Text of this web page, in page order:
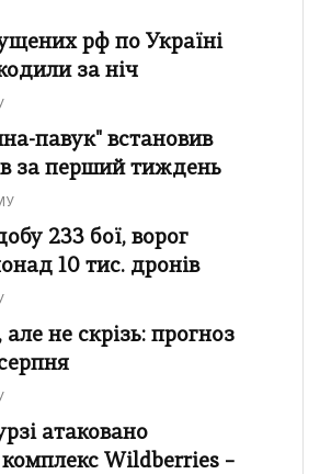
рф по Україні
за ніч
павук" встановив
за перший тиждень
233 бої, ворог
10 тис. дронів
не скрізь: прогноз
атаковано
комплекс Wildberries –